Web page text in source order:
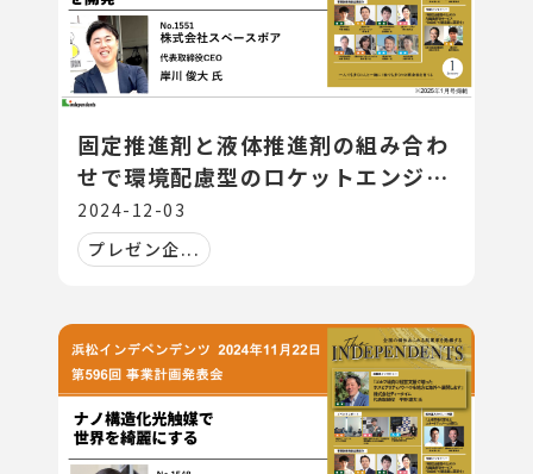
固定推進剤と液体推進剤の組み合わ
せで環境配慮型のロケットエンジン
を開発
2024-12-03
プレゼン企...